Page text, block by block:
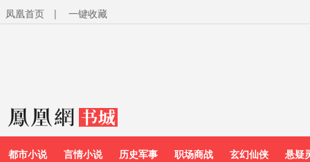
凤凰首页 | 一键收藏
都市小说 言情小说 历史军事 职场商战 玄幻仙侠 悬疑